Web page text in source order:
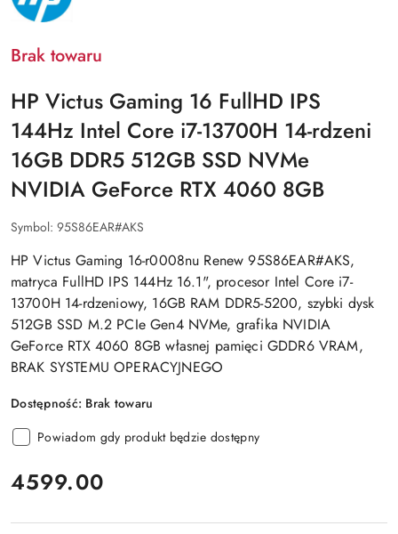
Brak towaru
HP Victus Gaming 16 FullHD IPS
144Hz Intel Core i7-13700H 14-rdzeni
16GB DDR5 512GB SSD NVMe
NVIDIA GeForce RTX 4060 8GB
Symbol: 95S86EAR#AKS
HP Victus Gaming 16-r0008nu Renew 95S86EAR#AKS,
matryca FullHD IPS 144Hz 16.1", procesor Intel Core i7-
13700H 14-rdzeniowy, 16GB RAM DDR5-5200, szybki dysk
512GB SSD M.2 PCIe Gen4 NVMe, grafika NVIDIA
GeForce RTX 4060 8GB własnej pamięci GDDR6 VRAM,
BRAK SYSTEMU OPERACYJNEGO
Dostępność: Brak towaru
Powiadom gdy produkt będzie dostępny
cena:
4599.00